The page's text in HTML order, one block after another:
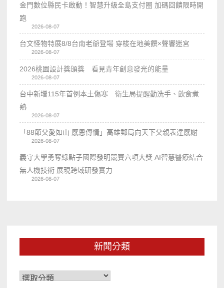
金門數位縣民卡啟動！智慧升級全島支付圈 加碼回饋限時開
跑
2026-08-07
台文怪物特展8/8台南老爺登場 穿梭在地美饌×聲響迷宮
2026-08-07
2026桃園設計獎頒獎 看見青年創意發光的能量
2026-08-07
台中新增115年首例本土傷寒 衛生局提醒勤洗手、飲食煮
熟
2026-08-07
「88節父愛如山 感恩傳情」高雄郵局向天下父親表達感謝
2026-08-07
義守大學勇奪綠點子國際發明競賽六項大獎 AI智慧醫療結合
無人機技術 展現跨域研發實力
2026-08-07
新聞分類
新